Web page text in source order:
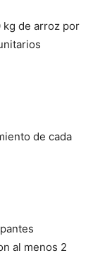
kg de arroz por
de cada
al menos 2